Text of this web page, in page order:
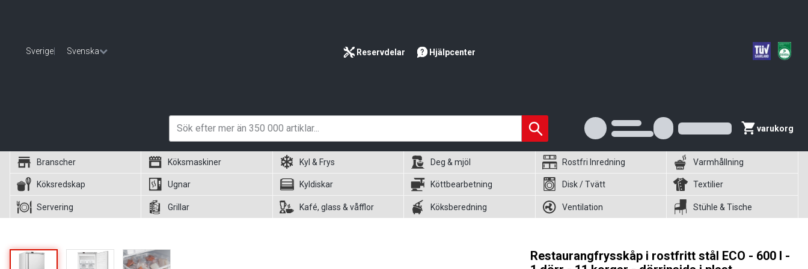
Sverige Svenska Reservdelar Hjälpcenter
varukorg
Branscher Köksmaskiner Kyl & Frys Deg & mjöl Rostfri Inredning Varmhållning
Köksredskap Ugnar Kyldiskar Köttbearbetning Disk / Tvätt Textilier
Servering Grillar Kafé, glass & våfflor Köksberedning Ventilation Stühle & Tische
Restaurangfrysskåp i rostfritt stål ECO - 600 l -